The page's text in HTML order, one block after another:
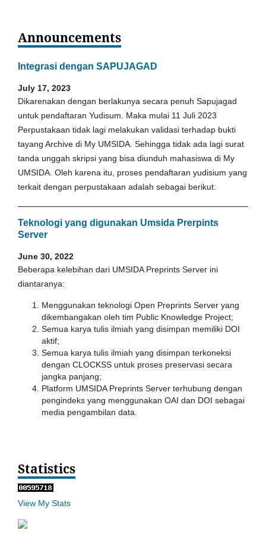
Announcements
Integrasi dengan SAPUJAGAD
July 17, 2023
Dikarenakan dengan berlakunya secara penuh Sapujagad
untuk pendaftaran Yudisum. Maka mulai 11 Juli 2023
Perpustakaan tidak lagi melakukan validasi terhadap bukti
tayang Archive di My UMSIDA. Sehingga tidak ada lagi surat
tanda unggah skripsi yang bisa diunduh mahasiswa di My
UMSIDA. Oleh karena itu, proses pendaftaran yudisium yang
terkait dengan perpustakaan adalah sebagai berikut:
Teknologi yang digunakan Umsida Prerpints
Server
June 30, 2022
Beberapa kelebihan dari UMSIDA Preprints Server ini
diantaranya:
Menggunakan teknologi Open Preprints Server yang
dikembangakan oleh tim Public Knowledge Project;
Semua karya tulis ilmiah yang disimpan memiliki DOI
aktif;
Semua karya tulis ilmiah yang disimpan terkoneksi
dengan CLOCKSS untuk proses preservasi secara
jangka panjang;
Platform UMSIDA Preprints Server terhubung dengan
pengindeks yang menggunakan OAI dan DOI sebagai
media pengambilan data.
Statistics
View My Stats